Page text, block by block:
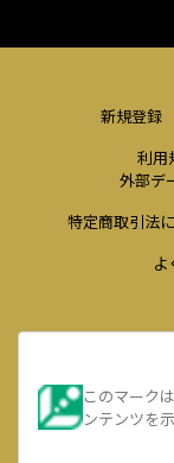
新規登録
利用
外部デ
特定商取引法
よ
このマーク
ンテンツを